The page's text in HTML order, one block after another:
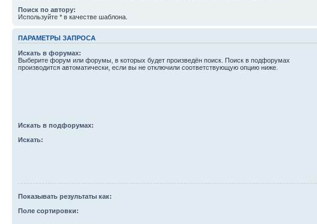
Поиск по автору:
Используйте * в качестве шаблона.
ПАРАМЕТРЫ ЗАПРОСА
Искать в форумах:
Выберите форум или форумы, в которых будет произведён поиск. Поиск в подфорумах
производится автоматически, если вы не отключили соответствующую опцию ниже.
Искать в подфорумах:
Искать:
Показывать результаты как:
Поле сортировки: